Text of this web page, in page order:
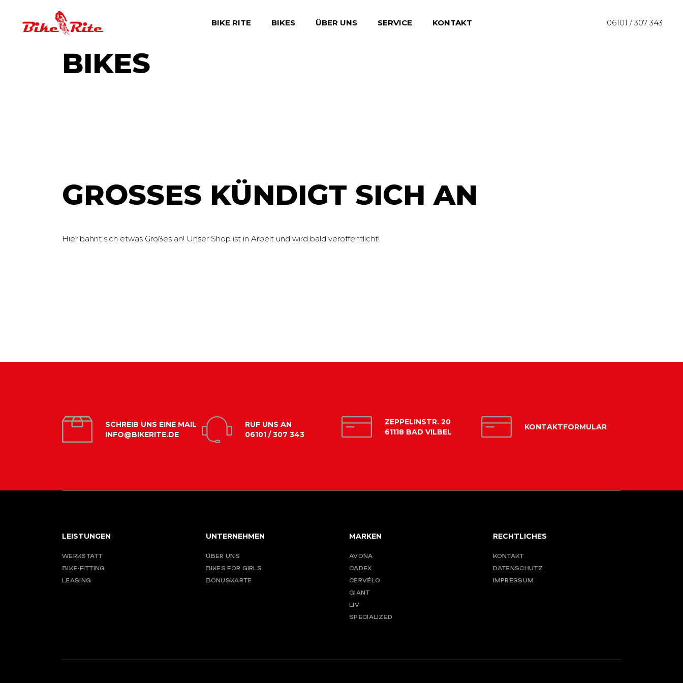
content BIKE RITE BIKES ÜBER UNS SERVICE KONTAKT 06101 / 307 343
BIKES
GROSSES KÜNDIGT SICH AN
Hier bahnt sich etwas Großes an! Unser Shop ist in Arbeit und wird bald veröffentlicht!
SCHREIB UNS EINE MAIL
INFO@BIKERITE.DE
RUF UNS AN
06101 / 307 343
ZEPPELINSTR. 20
61118 BAD VILBEL
KONTAKTFORMULAR
LEISTUNGEN
WERKSTATT
BIKE-FITTING
LEASING
UNTERNEHMEN
ÜBER UNS
BIKES FOR GIRLS
BONUSKARTE
MARKEN
AVONA
CADEX
CERVÉLO
GIANT
LIV
SPECIALIZED
RECHTLICHES
KONTAKT
DATENSCHUTZ
IMPRESSUM